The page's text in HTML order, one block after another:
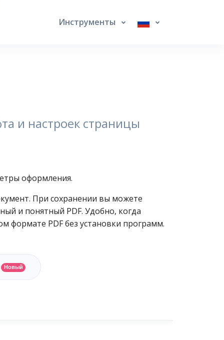
Инструменты
и настроек страницы
оформления.
При сохранении вы можете
и понятный PDF. Удобно, когда
формате PDF без установки программ.
Новый